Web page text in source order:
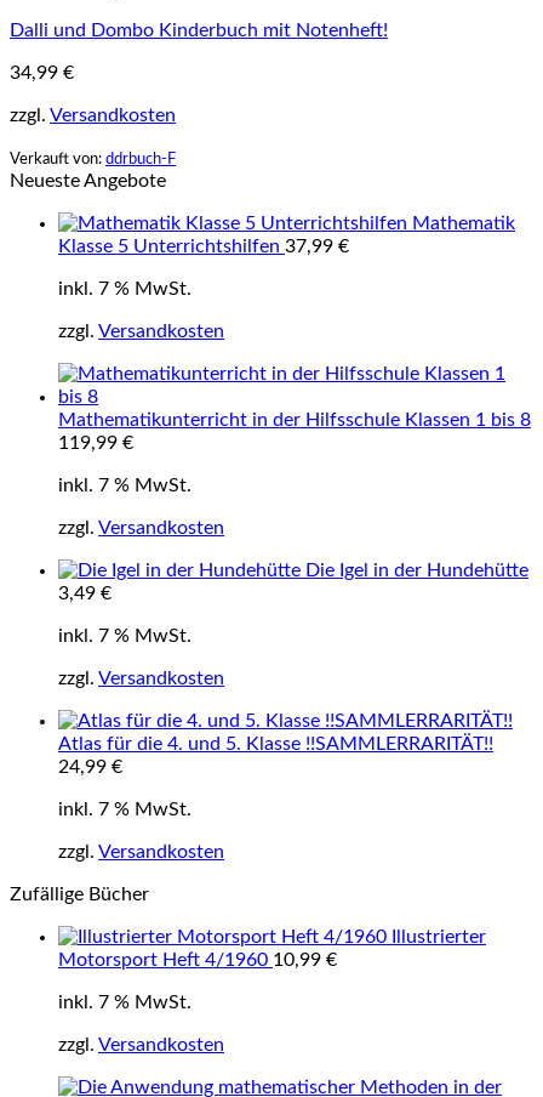
Dalli und Dombo Kinderbuch mit Notenheft!
34,99 €
zzgl. Versandkosten
Verkauft von: ddrbuch-F
Neueste Angebote
Mathematik
Klasse 5 Unterrichtshilfen 37,99 €
inkl. 7 % MwSt.
zzgl. Versandkosten
Mathematikunterricht in der Hilfsschule Klassen 1 bis 8
119,99 €
inkl. 7 % MwSt.
zzgl. Versandkosten
Die Igel in der Hundehütte
3,49 €
inkl. 7 % MwSt.
zzgl. Versandkosten
Atlas für die 4. und 5. Klasse !!SAMMLERRARITÄT!!
24,99 €
inkl. 7 % MwSt.
zzgl. Versandkosten
Zufällige Bücher
Illustrierter
Motorsport Heft 4/1960 10,99 €
inkl. 7 % MwSt.
zzgl. Versandkosten